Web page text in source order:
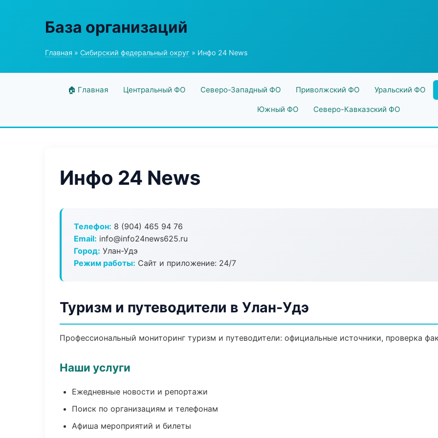
База организаций
Главная » Сибирский федеральный округ » Инфо 24 News
🏠 Главная Центральный ФО Северо-Западный ФО Приволжский ФО Уральский ФО
Южный ФО Северо-Кавказский ФО
Инфо 24 News
Телефон: 8 (904) 465 94 76
Email: info@info24news625.ru
Город: Улан-Удэ
Режим работы: Сайт и приложение: 24/7
Туризм и путеводители в Улан-Удэ
Профессиональный мониторинг туризм и путеводители: официальные источники, проверка
Наши услуги
Ежедневные новости и репортажи
Поиск по организациям и телефонам
Афиша мероприятий и билеты